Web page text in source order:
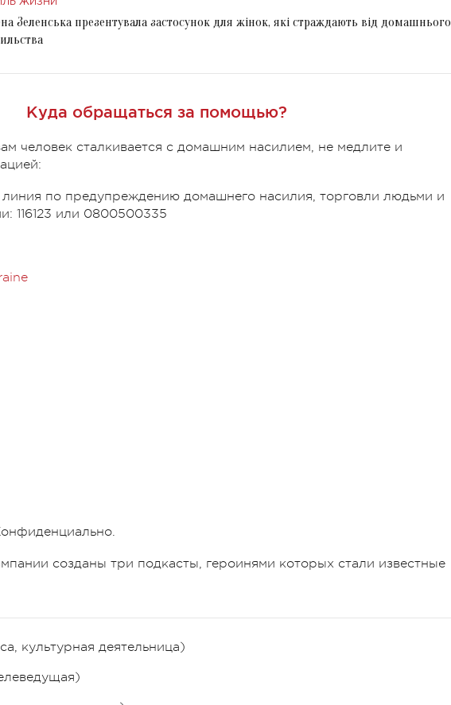
ЖИЗНИ
Зеленська презентувала застосунок для жінок, які страждають від домашнього
Куда обращаться за помощью?
человек сталкивается с домашним насилием, не медлите и
линия по предупреждению домашнего насилия, торговли людьми и
116123 или 0800500335
созданы три подкасты, героинями которых стали известные
культурная деятельница)